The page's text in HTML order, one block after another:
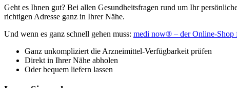
Geht es Ihnen gut? Bei allen Gesundheitsfragen rund um Ihr
richtigen Adresse ganz in Ihrer Nähe.
Und wenn es ganz schnell gehen muss: medi now® – der Online-Shop
Ganz unkompliziert die Arzneimittel-Verfügbarkeit prüfen
Direkt in Ihrer Nähe abholen
Oder bequem liefern lassen